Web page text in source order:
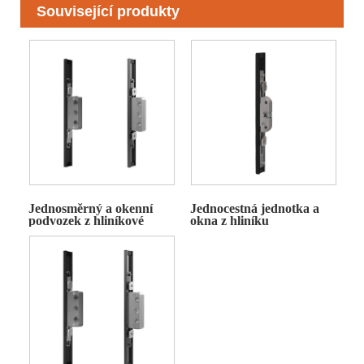
Související produkty
Jednosměrný a okenní
podvozek z hliníkové
slitiny
Jednocestná jednotka a
okna z hliníku